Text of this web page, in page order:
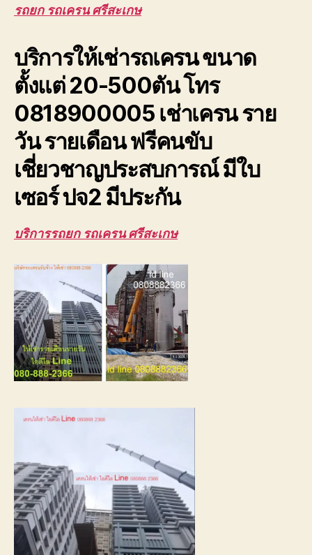
รถยก รถเครน ศรีสะเกษ
บริการให้เช่ารถเครน ขนาด
ตั้งแต่ 20-500ตัน โทร
0818900005 เช่าเครน ราย
วัน รายเดือน ฟรีคนขับ
เชี่ยวชาญประสบการณ์ มีใบ
เซอร์ ปจ2 มีประกัน
บริการรถยก รถเครน ศรีสะเกษ